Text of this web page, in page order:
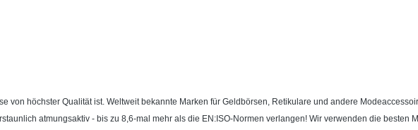
von höchster Qualität ist. Weltweit bekannte Marken für Geldbörsen, Retikulare und andere
atmungsaktiv - bis zu 8,6-mal mehr als die EN:ISO-Normen verlangen! Wir verwenden die